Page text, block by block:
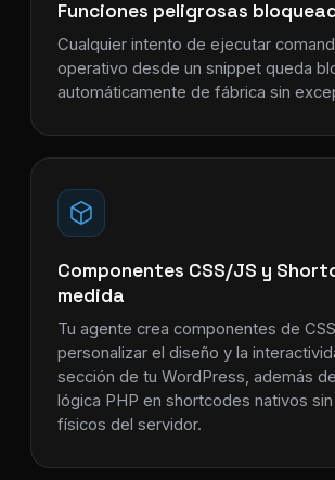
Funciones peligrosas
Cualquier intento de ejecutar
operativo desde un snippet queda
automáticamente de fábrica sin
Componentes CSS/JS y
medida
Tu agente crea componentes de
personalizar el diseño y la
sección de tu WordPress, además
lógica PHP en shortcodes nativos
físicos del servidor.